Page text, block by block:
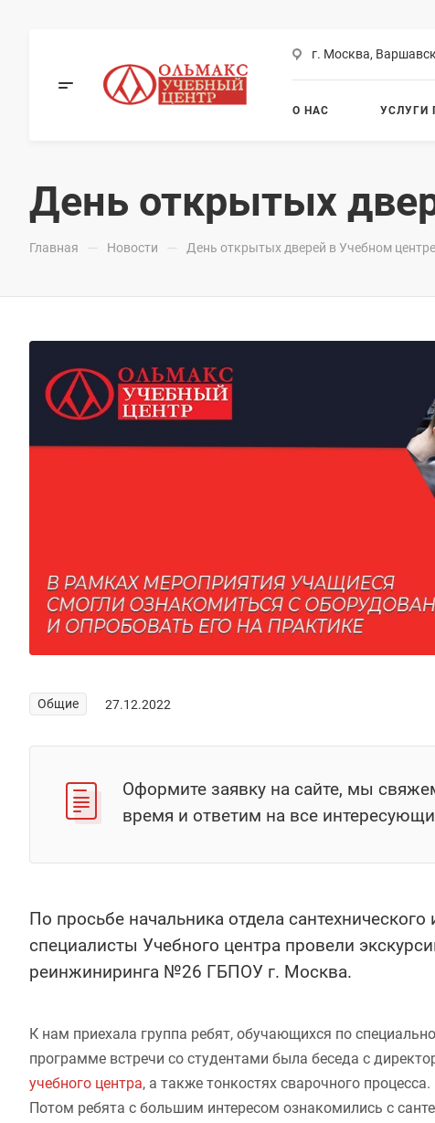
г. Москва,
О НАС УСЛУГИ
День открытых
Главная — Новости — День открытых дверей в Учебном центре
Общие 27.12.2022
Оформите заявку на сайте, мы
время и ответим на все
По просьбе начальника отдела
специалисты Учебного центра провели
реинжиниринга №26 ГБПОУ г. Москва.
К нам приехала группа ребят, обучающихся по
программе встречи со студентами была беседа с
учебного центра, а также тонкостях сварочного процесса.
Потом ребята с большим интересом ознакомились с